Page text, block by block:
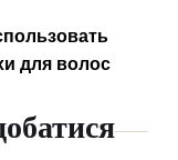
для волос